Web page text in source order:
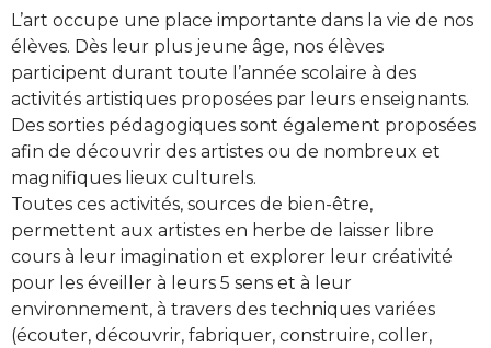
L’art occupe une place importante dans la vie de nos
élèves. Dès leur plus jeune âge, nos élèves
participent durant toute l’année scolaire à des
activités artistiques proposées par leurs enseignants.
Des sorties pédagogiques sont également proposées
afin de découvrir des artistes ou de nombreux et
magnifiques lieux culturels.
Toutes ces activités, sources de bien-être,
permettent aux artistes en herbe de laisser libre
cours à leur imagination et explorer leur créativité
pour les éveiller à leurs 5 sens et à leur
environnement, à travers des techniques variées
(écouter, découvrir, fabriquer, construire, coller,